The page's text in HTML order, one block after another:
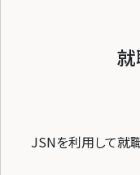
JSNを利用して就